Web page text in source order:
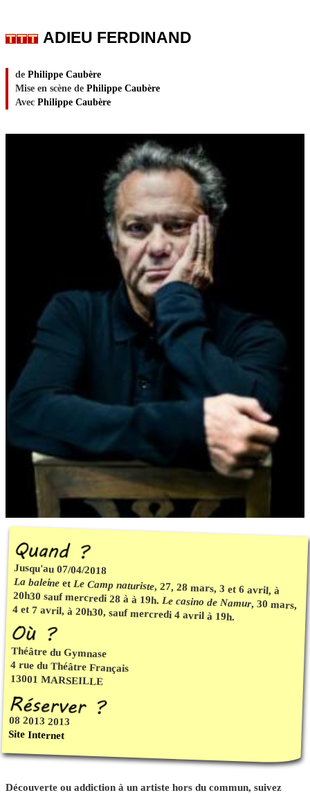
ADIEU FERDINAND
de Philippe Caubère
Mise en scène de Philippe Caubère
Avec Philippe Caubère
Jusqu'au 07/04/2018
La baleine et Le Camp naturiste, 27, 28 mars, 3 et 6 avril, à
20h30 sauf mercredi 28 à à 19h. Le casino de Namur, 30 mars,
4 et 7 avril, à 20h30, sauf mercredi 4 avril à 19h.
Théâtre du Gymnase
4 rue du Théâtre Français
13001 MARSEILLE
08 2013 2013
Site Internet
Découverte ou addiction à un artiste hors du commun, suivez